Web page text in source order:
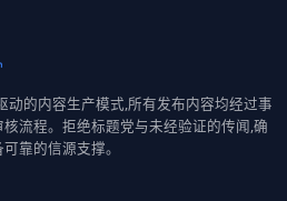
动的内容生产模式,所有发布内容均经过事
流程。拒绝标题党与未经验证的传闻,确
靠的信源支撑。